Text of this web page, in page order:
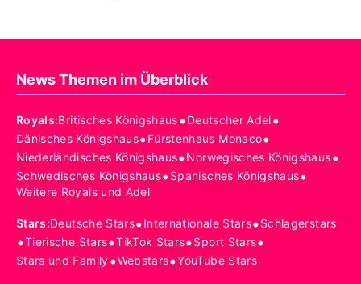
News Themen im Überblick
Royals:Britisches Königshaus•Deutscher Adel•
Dänisches Königshaus•Fürstenhaus Monaco•
Niederländisches Königshaus•Norwegisches Königshaus•
Schwedisches Königshaus•Spanisches Königshaus•
Weitere Royals und Adel
Stars:Deutsche Stars•Internationale Stars•Schlagerstars
•Tierische Stars•TikTok Stars•Sport Stars•
Stars und Family•Webstars•YouTube Stars